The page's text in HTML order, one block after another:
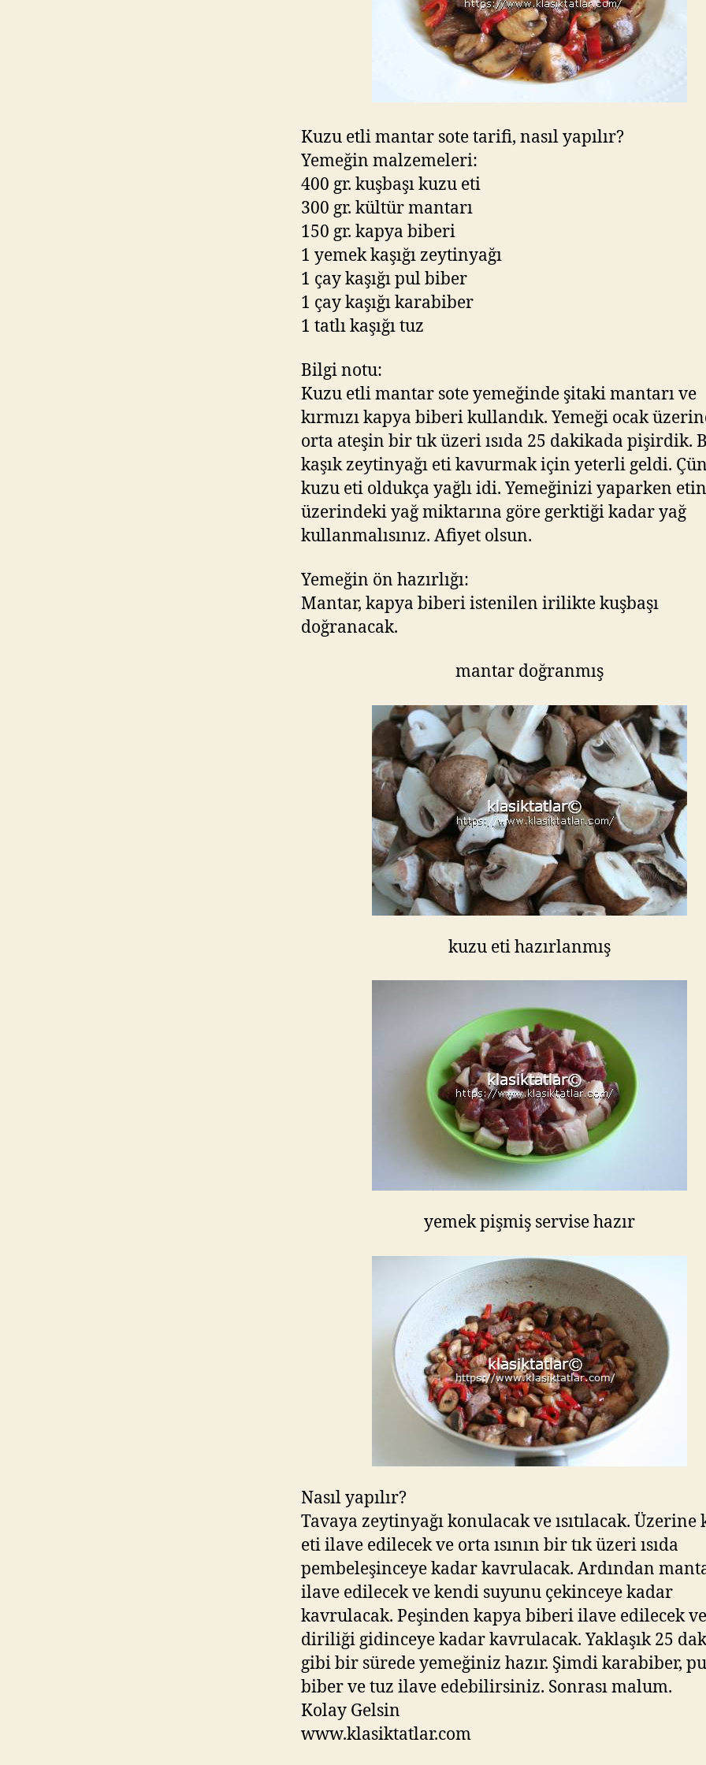
Kuzu etli mantar sote tarifi, nasıl yapılır?
Yemeğin malzemeleri:
400 gr. kuşbaşı kuzu eti
300 gr. kültür mantarı
150 gr. kapya biberi
1 yemek kaşığı zeytinyağı
1 çay kaşığı pul biber
1 çay kaşığı karabiber
1 tatlı kaşığı tuz
Bilgi notu:
Kuzu etli mantar sote yemeğinde şitaki mantarı ve
kırmızı kapya biberi kullandık. Yemeği ocak
orta ateşin bir tık üzeri ısıda 25 dakikada pişirdik.
kaşık zeytinyağı eti kavurmak için yeterli geldi.
kuzu eti oldukça yağlı idi. Yemeğinizi yaparken etin
üzerindeki yağ miktarına göre gerktiği kadar yağ
kullanmalısınız. Afiyet olsun.
Yemeğin ön hazırlığı:
Mantar, kapya biberi istenilen irilikte kuşbaşı
doğranacak.
mantar doğranmış
kuzu eti hazırlanmış
yemek pişmiş servise hazır
Nasıl yapılır?
Tavaya zeytinyağı konulacak ve ısıtılacak. Üzerine
eti ilave edilecek ve orta ısının bir tık üzeri ısıda
pembeleşinceye kadar kavrulacak. Ardından
ilave edilecek ve kendi suyunu çekinceye kadar
kavrulacak. Peşinden kapya biberi ilave edilecek ve
diriliği gidinceye kadar kavrulacak. Yaklaşık 25
gibi bir sürede yemeğiniz hazır. Şimdi karabiber,
biber ve tuz ilave edebilirsiniz. Sonrası malum.
Kolay Gelsin
www.klasiktatlar.com